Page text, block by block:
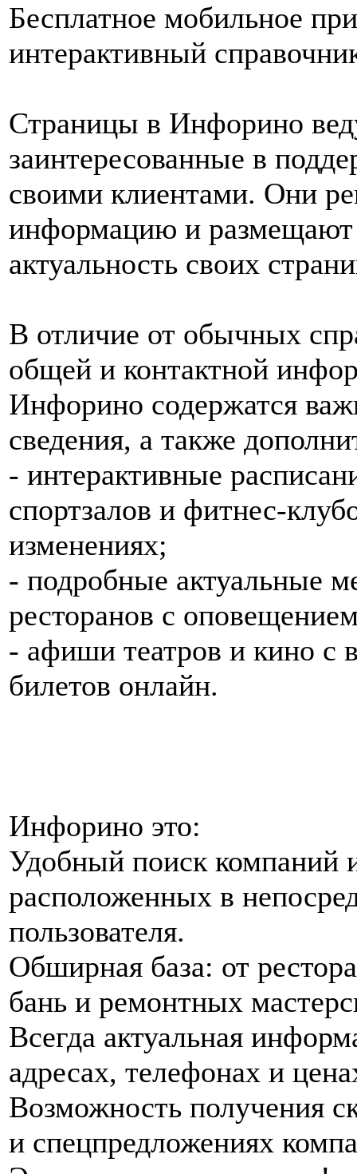
Бесплатное мобильное
интерактивный
Страницы в Инфорино
заинтересованные в
своими клиентами. Они
информацию и размещают
актуальность своих
В отличие от обычных
общей и контактной
Инфорино содержатся
сведения, а также
- интерактивные
спортзалов и фитнес-
изменениях;
- подробные актуальные
ресторанов с
- афиши театров и кино с
билетов онлайн.
Инфорино это:
Удобный поиск компаний
расположенных в
пользователя.
Обширная база: от
бань и ремонтных
Всегда актуальная
адресах, телефонах и
Возможность получения
и спецпредложениях